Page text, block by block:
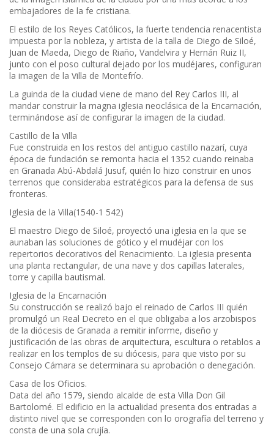
embajadores de la fe cristiana.
El estilo de los Reyes Católicos, la fuerte tendencia renacentista
impuesta por la nobleza, y artista de la talla de Diego de Siloé,
Juan de Maeda, Diego de Riaño, Vandelvira y Hernán Ruiz II,
junto con el poso cultural dejado por los mudéjares, configuran
la imagen de la Villa de Montefrío.
La guinda de la ciudad viene de mano del Rey Carlos III, al
mandar construir la magna iglesia neoclásica de la Encarnación,
terminándose así de configurar la imagen de la ciudad.
Castillo de la Villa
Fue construida en los restos del antiguo castillo nazarí, cuya
época de fundación se remonta hacia el 1352 cuando reinaba
en Granada Abú-Abdalá Jusuf, quién lo hizo construir en unos
terrenos que consideraba estratégicos para la defensa de sus
fronteras.
Iglesia de la Villa(1540-1 542)
El maestro Diego de Siloé, proyectó una iglesia en la que se
aunaban las soluciones de gótico y el mudéjar con los
repertorios decorativos del Renacimiento. La iglesia presenta
una planta rectangular, de una nave y dos capillas laterales,
torre y capilla bautismal.
Iglesia de la Encarnación
Su construcción se realizó bajo el reinado de Carlos III quién
promulgó un Real Decreto en el que obligaba a los arzobispos
de la diócesis de Granada a remitir informe, diseño y
justificación de las obras de arquitectura, escultura o retablos a
realizar en los templos de su diócesis, para que visto por su
Consejo Cámara se determinara su aprobación o denegación.
Casa de los Oficios.
Data del año 1579, siendo alcalde de esta Villa Don Gil
Bartolomé. El edificio en la actualidad presenta dos entradas a
distinto nivel que se corresponden con lo orografía del terreno y
consta de una sola crujía.